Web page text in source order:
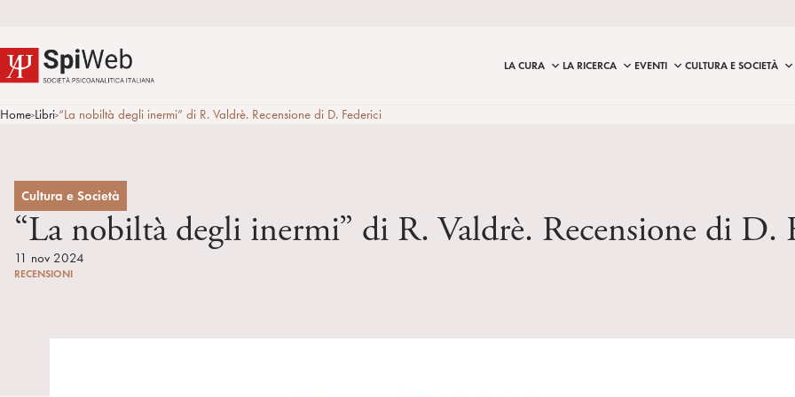
LA CURA LA RICERCA EVENTI CULTURA E SOCIETÀ
Home>Libri>“La nobiltà degli inermi” di R. Valdrè. Recensione di D. Federici
Cultura e Società
“La nobiltà degli inermi” di R. Valdrè. Recensione di D.
11 nov 2024
RECENSIONI